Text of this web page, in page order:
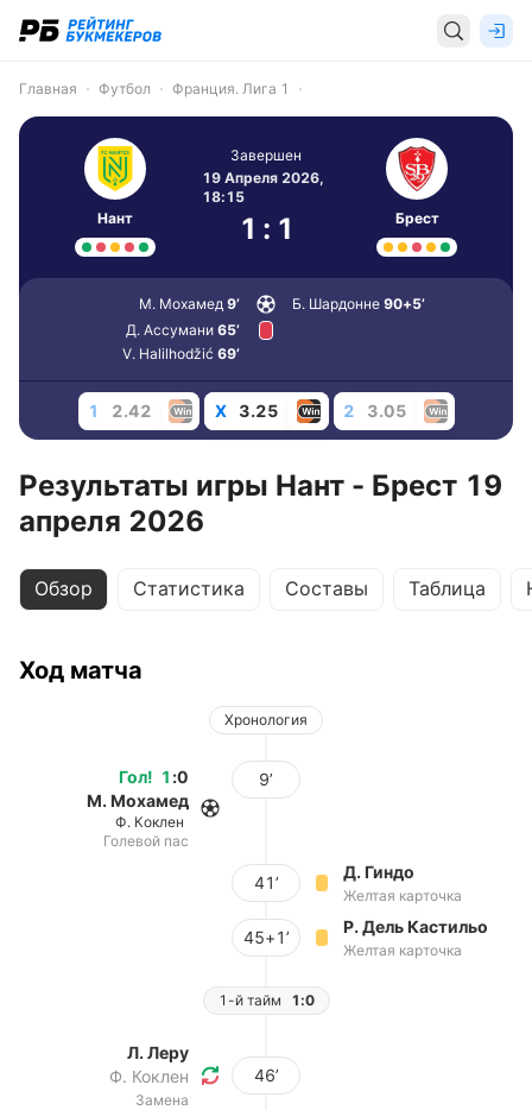
Главная Футбол Франция. Лига 1
Нант
Завершен
19 Апреля 2026,
18:15
1 : 1 Брест
М. Мохамед 9’ Б. Шардонне 90+5’
Д. Ассумани 65’
V. Halilhodžić 69’
1 2.42 X 3.25 2 3.05
Результаты игры Нант - Брест 19
апреля 2026
Обзор Статистика Составы Таблица
Ход матча
Хронология
Гол! 1 :0
М. Мохамед
Ф. Коклен
Голевой пас
9’
41’
Д. Гиндо
Желтая карточка
45+1’
Р. Дель Кастильо
Желтая карточка
1-й тайм 1:0
Л. Леру
Ф. Коклен
Замена
46’